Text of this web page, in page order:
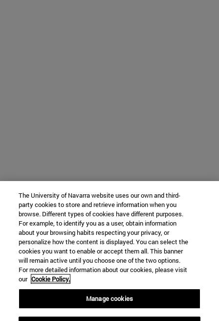
The University of Navarra website uses our own and third-
party cookies to store and retrieve information when you
browse. Different types of cookies have different purposes.
For example, to identify you as a user, obtain information
about your browsing habits respecting your privacy, or
personalize how the content is displayed. You can select the
cookies you want to enable or accept them all. This banner
will remain active until you choose one of the two options.
For more detailed information about our cookies, please visit
our Cookie Policy.
Manage cookies